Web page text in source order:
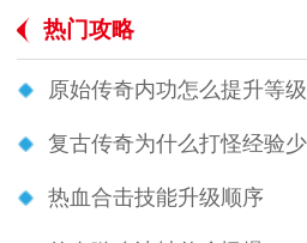
热门攻略
原始传奇内功怎么提升等级
复古传奇为什么打怪经验
热血合击技能升级顺序